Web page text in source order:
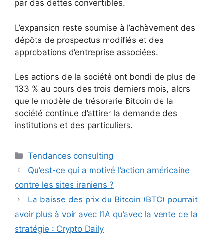
par des dettes convertibles.
L’expansion reste soumise à l’achèvement des
dépôts de prospectus modifiés et des
approbations d’entreprise associées.
Les actions de la société ont bondi de plus de
133 % au cours des trois derniers mois, alors
que le modèle de trésorerie Bitcoin de la
société continue d’attirer la demande des
institutions et des particuliers.
Catégories
Tendances consulting
Qu’est-ce qui a motivé l’action américaine
contre les sites iraniens ?
La baisse des prix du Bitcoin (BTC) pourrait
avoir plus à voir avec l’IA qu’avec la vente de la
stratégie : Crypto Daily